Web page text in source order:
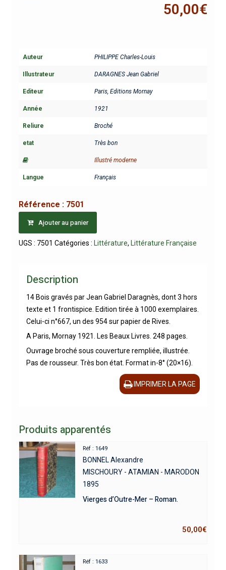
50,00€
Auteur PHILIPPE Charles-Louis
Illustrateur DARAGNES Jean Gabriel
Editeur Paris, Editions Mornay
Année 1921
Reliure Broché
etat Très bon
Illustré moderne
Langue Français
Référence : 7501
Ajouter au panier
UGS : 7501 Catégories : Littérature, Littérature Française
Description
14 Bois gravés par Jean Gabriel Daragnès, dont 3 hors
texte et 1 frontispice. Edition tirée à 1000 exemplaires.
Celui-ci n°667, un des 954 sur papier de Rives.
A Paris, Mornay 1921. Les Beaux Livres. 248 pages.
Ouvrage broché sous couverture rempliée, illustrée.
Pas de rousseur. Très bon état. Format in-8° (20×16).
IMPRIMER LA PAGE
Produits apparentés
Réf : 1649
BONNEL Alexandre
MISCHOURY - ATAMIAN - MARODON
1895
Vierges d’Outre-Mer – Roman.
50,00€
Réf : 1633